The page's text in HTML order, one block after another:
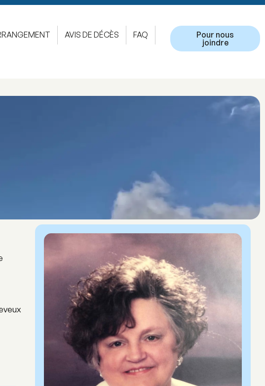
AVIS DE DÉCÈS
FAQ
Pour nous
joindre